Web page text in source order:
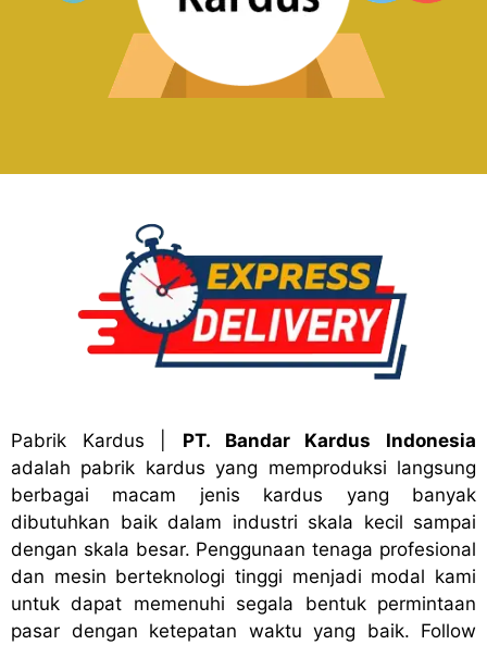
Pabrik Kardus
PT. Bandar Kardus Indonesia
adalah pabrik kardus yang memproduksi langsung
berbagai macam jenis kardus yang banyak
dibutuhkan baik dalam industri skala kecil sampai
dengan skala besar. Penggunaan tenaga profesional
dan mesin berteknologi tinggi menjadi modal kami
untuk dapat memenuhi segala bentuk permintaan
pasar dengan ketepatan waktu yang baik. Follow